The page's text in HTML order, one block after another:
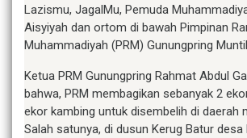
Lazismu, JagalMu, Pemuda
Aisyiyah dan ortom di bawah Pimpinan
Muhammadiyah (PRM) Gunungpring
Ketua PRM Gunungpring Rahmat Abdul
bahwa, PRM membagikan sebanyak 2
ekor kambing untuk disembelih di daerah
Salah satunya, di dusun Kerug Batur desa